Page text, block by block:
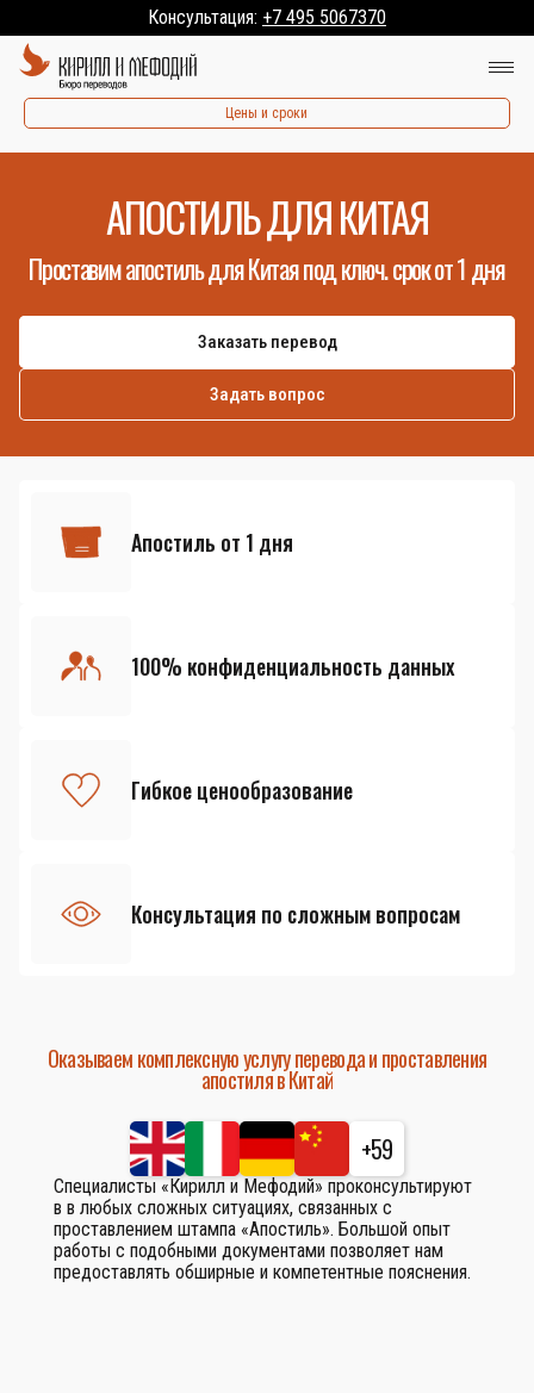
Консультация: +7 495 5067370
Цены и сроки
АПОСТИЛЬ ДЛЯ КИТАЯ
Проставим апостиль для Китая под ключ. срок от 1 дня
Заказать перевод
Задать вопрос
Апостиль от 1 дня
100% конфиденциальность данных
Гибкое ценообразование
Консультация по сложным вопросам
Оказываем комплексную услугу перевода и проставления
апостиля в Китай
+59
Специалисты «Кирилл и Мефодий» проконсультируют
в в любых сложных ситуациях, связанных с
проставлением штампа «Апостиль». Большой опыт
работы с подобными документами позволяет нам
предоставлять обширные и компетентные пояснения.